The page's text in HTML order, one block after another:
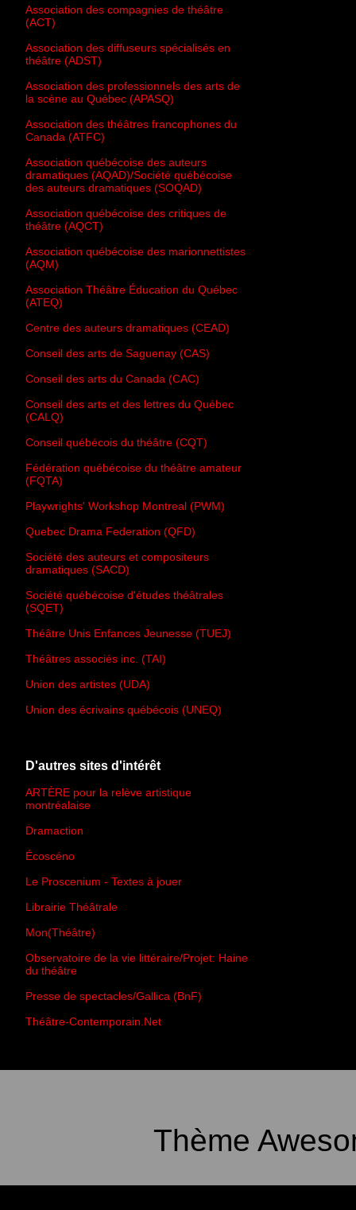
Association des compagnies de théâtre
(ACT)
Association des diffuseurs spécialisés en
théâtre (ADST)
Association des professionnels des arts de
la scène au Québec (APASQ)
Association des théâtres francophones du
Canada (ATFC)
Association québécoise des auteurs
dramatiques (AQAD)/Société québécoise
des auteurs dramatiques (SOQAD)
Association québécoise des critiques de
théâtre (AQCT)
Association québécoise des marionnettistes
(AQM)
Association Théâtre Éducation du Québec
(ATEQ)
Centre des auteurs dramatiques (CEAD)
Conseil des arts de Saguenay (CAS)
Conseil des arts du Canada (CAC)
Conseil des arts et des lettres du Québec
(CALQ)
Conseil québécois du théâtre (CQT)
Fédération québécoise du théâtre amateur
(FQTA)
Playwrights' Workshop Montreal (PWM)
Quebec Drama Federation (QFD)
Société des auteurs et compositeurs
dramatiques (SACD)
Société québécoise d'études théâtrales
(SQET)
Théâtre Unis Enfances Jeunesse (TUEJ)
Théâtres associés inc. (TAI)
Union des artistes (UDA)
Union des écrivains québécois (UNEQ)
D'autres sites d'intérêt
ARTÈRE pour la relève artistique
montréalaise
Dramaction
Écoscéno
Le Proscenium - Textes à jouer
Librairie Théâtrale
Mon(Théâtre)
Observatoire de la vie littéraire/Projet: Haine
du théâtre
Presse de spectacles/Gallica (BnF)
Théâtre-Contemporain.Net
Thème